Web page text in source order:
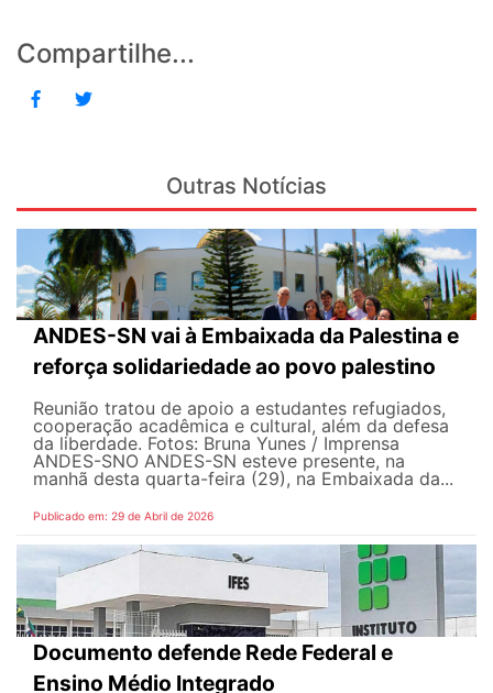
Compartilhe...
Outras Notícias
ANDES-SN vai à Embaixada da Palestina e
reforça solidariedade ao povo palestino
Reunião tratou de apoio a estudantes refugiados,
cooperação acadêmica e cultural, além da defesa
da liberdade. Fotos: Bruna Yunes / Imprensa
ANDES-SN​​​ O ANDES-SN esteve presente, na
manhã desta quarta-feira (29), na Embaixada da...
Publicado em: 29 de Abril de 2026
Documento defende Rede Federal e
Ensino Médio Integrado